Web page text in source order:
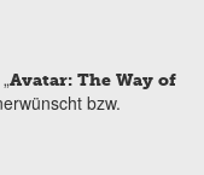
Avatar: The Way of
bzw.